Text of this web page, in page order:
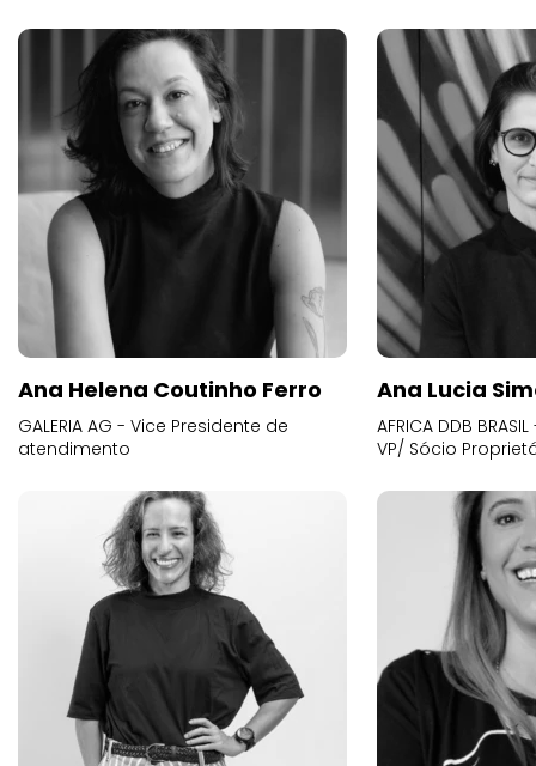
Ana Helena Coutinho Ferro
GALERIA AG - Vice Presidente de
atendimento
Ana Lucia
AFRICA DDB
VP/ Sócio